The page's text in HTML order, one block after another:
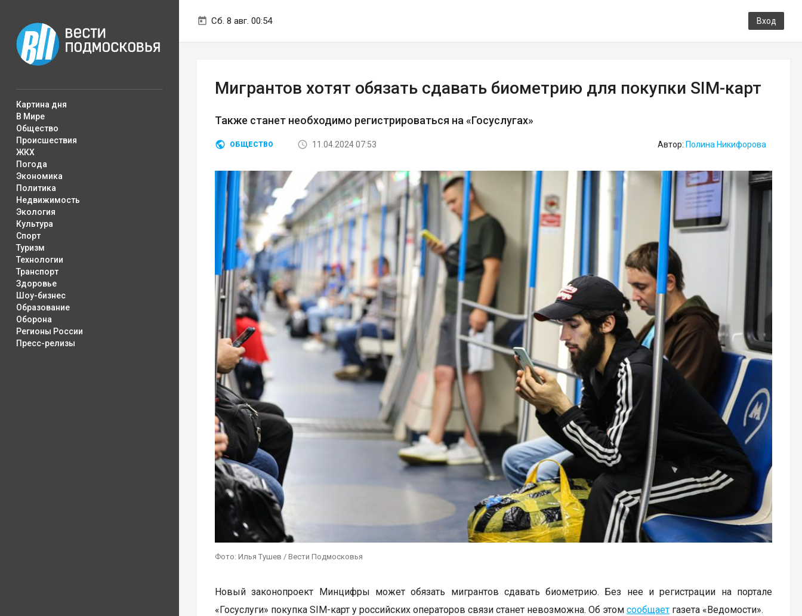
Сб. 8 авг. 00:54 Вход
Картина дня
В Мире
Общество
Происшествия
ЖКХ
Погода
Экономика
Политика
Недвижимость
Экология
Культура
Спорт
Туризм
Технологии
Транспорт
Здоровье
Шоу-бизнес
Образование
Оборона
Регионы России
Пресс-релизы
Мигрантов хотят обязать сдавать биометрию для покупки SIM-карт
Также станет необходимо регистрироваться на «Госуслугах»
ОБЩЕСТВО 11.04.2024 07:53 Автор: Полина Никифорова
Фото: Илья Тушев / Вести Подмосковья
Новый законопроект Минцифры может обязать мигрантов сдавать биометрию. Без нее и регистрации на портале
«Госуслуги» покупка SIM-карт у российских операторов связи станет невозможна. Об этом сообщает газета «Ведомости».